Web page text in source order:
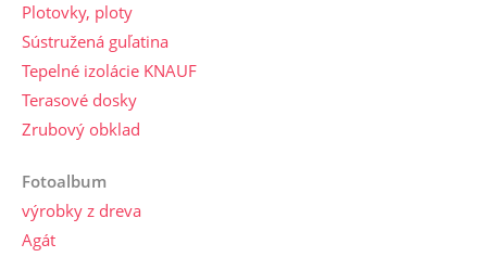
Plotovky, ploty
Sústružená guľatina
Tepelné izolácie KNAUF
Terasové dosky
Zrubový obklad
Fotoalbum
výrobky z dreva
Agát